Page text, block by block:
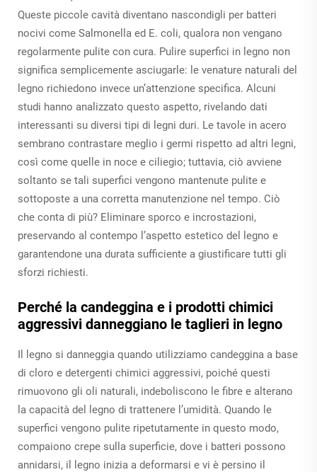
Queste piccole cavità diventano nascondigli per batteri
nocivi come Salmonella ed E. coli, qualora non vengano
regolarmente pulite con cura. Pulire superfici in legno non
significa semplicemente asciugarle: le venature naturali del
legno richiedono invece un’attenzione specifica. Alcuni
studi hanno analizzato questo aspetto, rivelando dati
interessanti su diversi tipi di legni duri. Le tavole in acero
sembrano contrastare meglio i germi rispetto ad altri legni,
così come quelle in noce e ciliegio; tuttavia, ciò avviene
soltanto se tali superfici vengono mantenute pulite e
sottoposte a una corretta manutenzione nel tempo. Ciò
che conta di più? Eliminare sporco e incrostazioni,
preservando al contempo l’aspetto estetico del legno e
garantendone una durata sufficiente a giustificare tutti gli
sforzi richiesti.
Perché la candeggina e i prodotti chimici
aggressivi danneggiano le taglieri in legno
Il legno si danneggia quando utilizziamo candeggina a base
di cloro e detergenti chimici aggressivi, poiché questi
rimuovono gli oli naturali, indeboliscono le fibre e alterano
la capacità del legno di trattenere l’umidità. Quando le
superfici vengono pulite ripetutamente in questo modo,
compaiono crepe sulla superficie, dove i batteri possono
annidarsi, il legno inizia a deformarsi e vi è persino il